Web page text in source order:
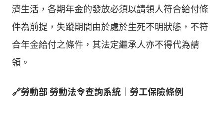
濟生活，各期年金的發放必須以請領人符合給付條
件為前提，失蹤期間由於處於生死不明狀態，不符
合年金給付之條件，其法定繼承人亦不得代為請
領。
🔗勞動部 勞動法令查詢系統｜勞工保險條例